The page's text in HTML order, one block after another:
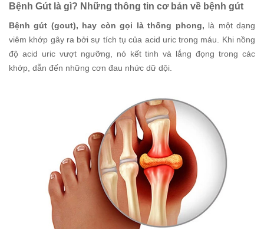
Bệnh Gút là gì? Những thông tin cơ bản về bệnh gút
Bệnh gút (gout), hay còn gọi là thống phong, là một dạng
viêm khớp gây ra bởi sự tích tụ của acid uric trong máu. Khi nồng
độ acid uric vượt ngưỡng, nó kết tinh và lắng đọng trong các
khớp, dẫn đến những cơn đau nhức dữ dội.